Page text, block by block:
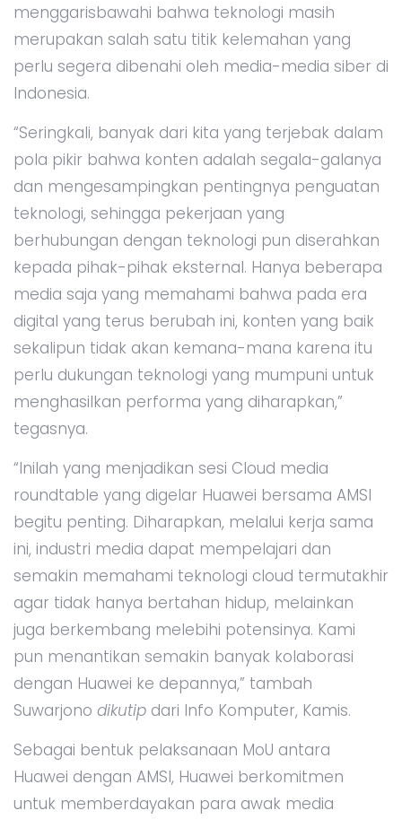
menggarisbawahi bahwa teknologi masih
merupakan salah satu titik kelemahan yang
perlu segera dibenahi oleh media-media siber di
Indonesia.
“Seringkali, banyak dari kita yang terjebak dalam
pola pikir bahwa konten adalah segala-galanya
dan mengesampingkan pentingnya penguatan
teknologi, sehingga pekerjaan yang
berhubungan dengan teknologi pun diserahkan
kepada pihak-pihak eksternal. Hanya beberapa
media saja yang memahami bahwa pada era
digital yang terus berubah ini, konten yang baik
sekalipun tidak akan kemana-mana karena itu
perlu dukungan teknologi yang mumpuni untuk
menghasilkan performa yang diharapkan,”
tegasnya.
“Inilah yang menjadikan sesi Cloud media
roundtable yang digelar Huawei bersama AMSI
begitu penting. Diharapkan, melalui kerja sama
ini, industri media dapat mempelajari dan
semakin memahami teknologi cloud termutakhir
agar tidak hanya bertahan hidup, melainkan
juga berkembang melebihi potensinya. Kami
pun menantikan semakin banyak kolaborasi
dengan Huawei ke depannya,” tambah
Suwarjono dikutip dari Info Komputer, Kamis.
Sebagai bentuk pelaksanaan MoU antara
Huawei dengan AMSI, Huawei berkomitmen
untuk memberdayakan para awak media